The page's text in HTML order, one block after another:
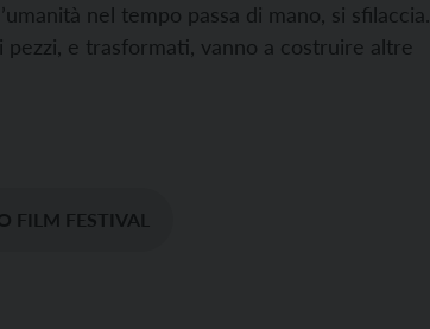
nel tempo passa di mano, si sfilaccia.
e trasformati, vanno a costruire altre
FILM FESTIVAL